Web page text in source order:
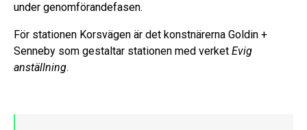
under genomförandefasen.
För stationen Korsvägen är det konstnärerna Goldin +
Senneby som gestaltar stationen med verket Evig
anställning.